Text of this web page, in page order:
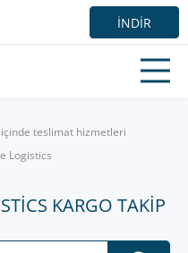
İNDIR
teslimat hizmetleri
Logistics
KARGO TAKIP